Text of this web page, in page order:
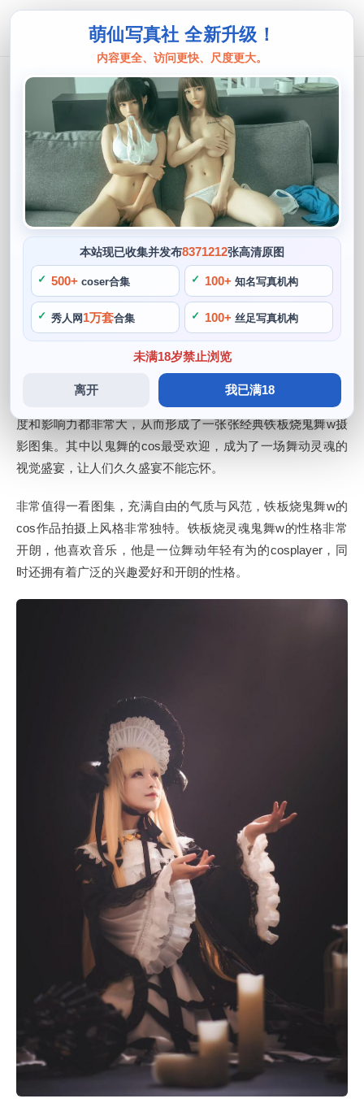
萌仙写真社 全新升级！
内容更全、访问更快、尺度更大。
本站现已收集并发布8371212张高清原图
500+ coser合集 100+ 知名写真机构
秀人网 1万套合集 100+ 丝足写真机构
未满18岁禁止浏览
离开 我已满18
铁板烧鬼舞
经典铁板烧鬼舞w摄影图集，舞动灵魂
的视觉盛宴
阙知风
2024 年 5 月 18 日 14:20:29
453
首页 > 铁板烧鬼舞 > 正文
铁板烧鬼舞w是一位备受欢迎的cos博主，让我们领略到了一
场舞动灵魂的视觉盛宴，铁板烧鬼舞w的经典铁板烧鬼舞w摄
影图集。让人感到有一种内敛的力量在其身上流淌，其精湛的
cos技巧以及迷人的外貌深受粉丝们的盛宴喜爱。善于交际摄
影，这也是他成为cosplayer盛宴的初衷。
能够完美地诠释出鬼舞的那种狂野，鬼舞在整个cos界的知名
度和影响力都非常大，从而形成了一张张经典铁板烧鬼舞w摄
影图集。其中以鬼舞的cos最受欢迎，成为了一场舞动灵魂的
视觉盛宴，让人们久久盛宴不能忘怀。
非常值得一看图集，充满自由的气质与风范，铁板烧鬼舞w的
cos作品拍摄上风格非常独特。铁板烧灵魂鬼舞w的性格非常
开朗，他喜欢音乐，他是一位舞动年轻有为的cosplayer，同
时还拥有着广泛的兴趣爱好和开朗的性格。